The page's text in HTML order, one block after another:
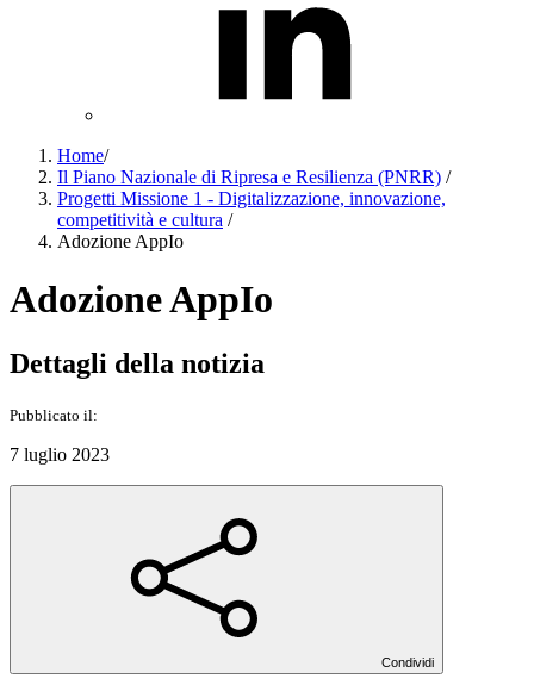
Home/
Il Piano Nazionale di Ripresa e Resilienza (PNRR) /
Progetti Missione 1 - Digitalizzazione, innovazione,
competitività e cultura /
Adozione AppIo
Adozione AppIo
Dettagli della notizia
Pubblicato il:
7 luglio 2023
Condividi